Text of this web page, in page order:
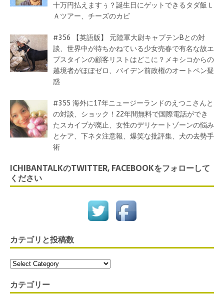
十万円払えますぅ？誕生日にゲットできるタダ飯Ｌ
Ａツアー、チーズのカビ
#356 【英語版】 元陸軍大尉キャプテンBとの対
談、世界中が待ちかねている少女売春で有名な故エ
プスタインの顧客リストはどこに？メキシコからの
越境者がほぼゼロ、バイデン前政権のオートペン疑
惑
#355 海外に17年ニュージーランドのえつこさんと
の対談、ショック！22年間無料で国際電話ができ
たスカイプが廃止、女性のデリケートゾーンの悩み
とケア、下ネタ注意報、爆笑な批評集、犬の去勢手
術
ICHIBANTALKのTWITTER, FACEBOOKをフォローして
ください
カテゴリと投稿数
カテゴリー